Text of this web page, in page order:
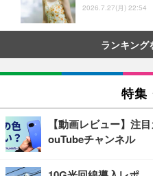
2026.7.27(月) 22:54
ランキング
特集
【動画レビュー】注
ouTubeチャンネル